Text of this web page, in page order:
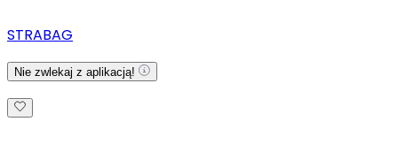
STRABAG
Nie zwlekaj z aplikacją!